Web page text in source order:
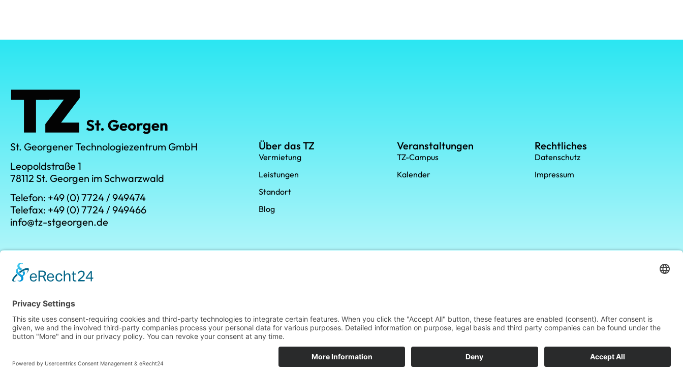
St. Georgener Technologiezentrum GmbH
Leopoldstraße 1
78112 St. Georgen im Schwarzwald
Telefon: +49 (0) 7724 / 949474
Telefax: +49 (0) 7724 / 949466
info@tz-stgeorgen.de
Über das TZ
Vermietung
Leistungen
Standort
Blog
Veranstaltungen
TZ-Campus
Kalender
Rechtliches
Datenschutz
Impressum
Made by MakeBranding